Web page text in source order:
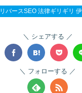
リバースSEO 法律ギリギリ
シェアする
フォローする